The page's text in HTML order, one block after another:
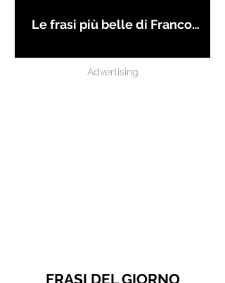
Le frasi più belle di Franco
Advertising
FRASI DEL GIORNO